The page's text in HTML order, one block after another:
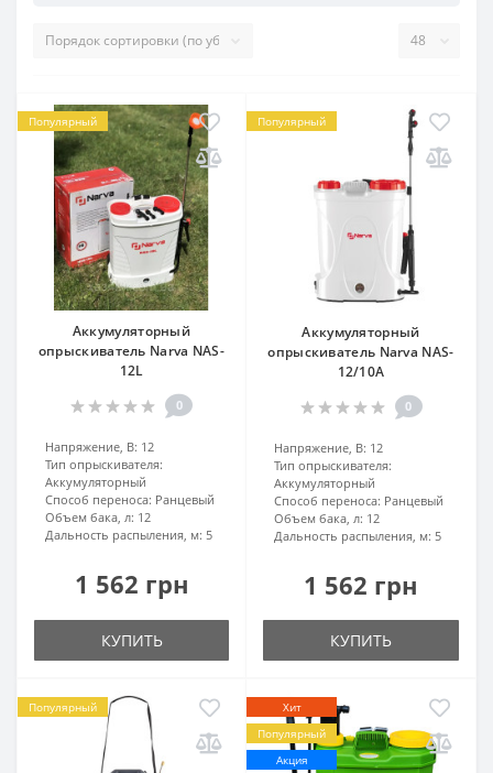
Популярный
Аккумуляторный
опрыскиватель Narva NAS-
12L
0
Напряжение, В: 12
Тип опрыскивателя:
Аккумуляторный
Способ переноса: Ранцевый
Объем бака, л: 12
Дальность распыления, м: 5
1 562 грн
КУПИТЬ
Популярный
Аккумуляторный
опрыскиватель Narva NAS-
12/10A
0
Напряжение, В: 12
Тип опрыскивателя:
Аккумуляторный
Способ переноса: Ранцевый
Объем бака, л: 12
Дальность распыления, м: 5
1 562 грн
КУПИТЬ
Популярный
Хит
Популярный
Акция